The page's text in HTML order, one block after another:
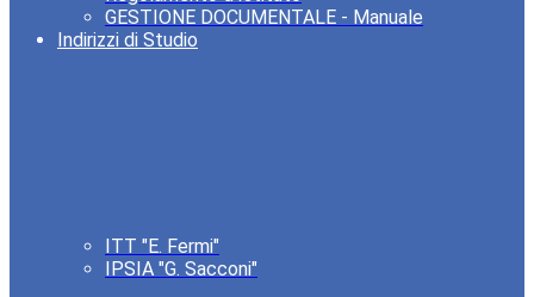
GESTIONE DOCUMENTALE - Manuale
Indirizzi di Studio
ITT "E. Fermi"
IPSIA "G. Sacconi"